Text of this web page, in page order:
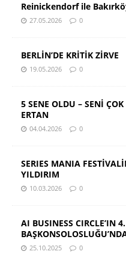
Reinickendorf ile
27.05.2026 0
BERLİN’DE KRİTİK ZİRVE
19.05.2026 0
5 SENE OLDU – SENİ
ERTAN
04.04.2026 0
SERIES MANIA
YILDIRIM
10.03.2026 0
AI BUSINESS CIRCLE’IN
25.10.2025 0